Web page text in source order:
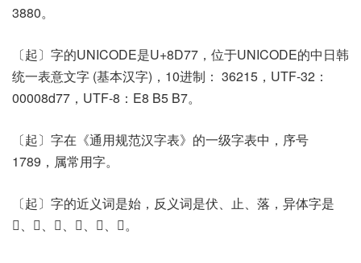
3880。
〔起〕字的UNICODE是U+8D77，位于UNICODE的中日韩
统一表意文字 (基本汉字)，10进制： 36215，UTF-32：
00008d77，UTF-8：E8 B5 B7。
〔起〕字在《通用规范汉字表》的一级字表中，序号
1789，属常用字。
〔起〕字的近义词是始，反义词是伏、止、落，异体字是
𡆡、𢀽、𧺫、𨑓、𨑔、𨑖。